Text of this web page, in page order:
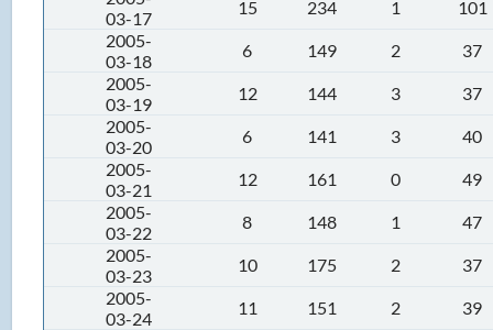
03-17
15 234 1
101
2005-
03-18
6 149 2
37
2005-
03-19
12 144 3
37
2005-
03-20
6 141 3
40
2005-
03-21
12 161 0
49
2005-
03-22
8 148 1
47
2005-
03-23
10 175 2
37
2005-
03-24
11 151 2
39